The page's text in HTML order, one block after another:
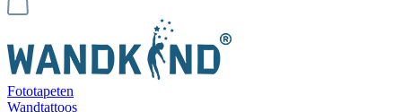
Fototapeten
Wandtattoos